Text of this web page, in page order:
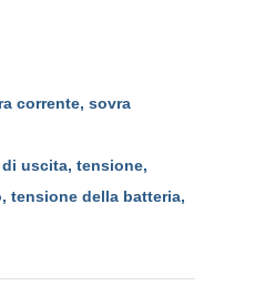
corrente, sovra
uscita, tensione,
tensione della batteria,